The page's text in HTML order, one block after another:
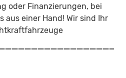
oder Finanzierungen, bei
aus einer Hand! Wir sind Ihr